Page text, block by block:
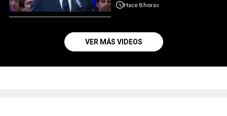
Hace8 horas
VER MÁS VIDEOS